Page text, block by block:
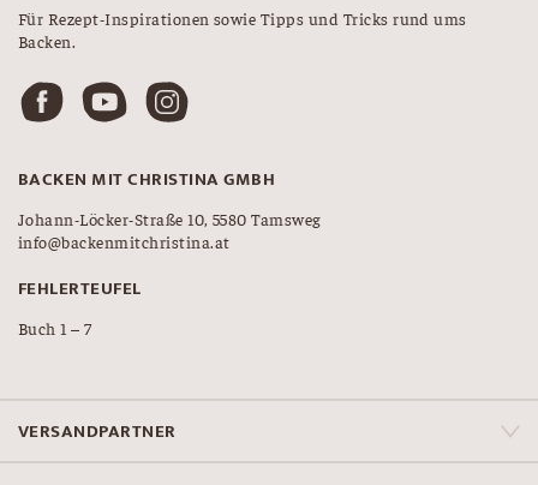
Für Rezept-Inspirationen sowie Tipps und Tricks rund ums
Backen.
BACKEN MIT CHRISTINA GMBH
Johann-Löcker-Straße 10, 5580 Tamsweg
info@backenmitchristina.at
FEHLERTEUFEL
Buch 1 – 7
VERSANDPARTNER